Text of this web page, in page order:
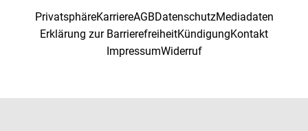
PrivatsphäreKarriereAGBDatenschutzMediadaten
Erklärung zur BarrierefreiheitKündigungKontakt
ImpressumWiderruf